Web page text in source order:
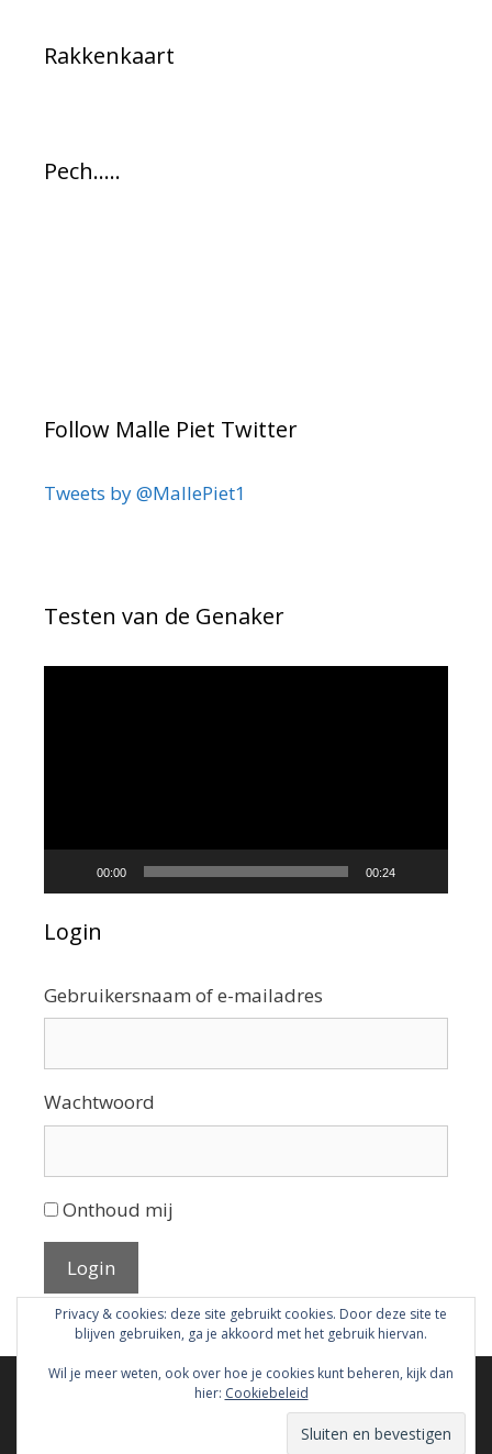
Rakkenkaart
Pech…..
Follow Malle Piet Twitter
Tweets by @MallePiet1
Testen van de Genaker
00:00 00:24
Login
Gebruikersnaam of e-mailadres
Wachtwoord
Onthoud mij
Login
Disclaimer & Privacyverklaring
Privacy & cookies: deze site gebruikt cookies. Door deze site te
blijven gebruiken, ga je akkoord met het gebruik hiervan.
Wil je meer weten, ook over hoe je cookies kunt beheren, kijk dan
hier: Cookiebeleid
• Gebouwd metGeneratePress